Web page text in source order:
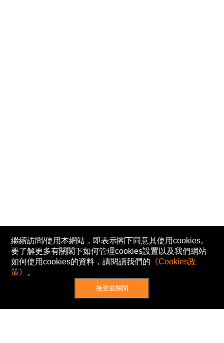
繼續訪問/使用本網站，即表示閣下同意其使用cookies。
要了解更多有關閣下如何管理cookies設置以及我們網站
如何使用cookies的資料，請閱讀我們的 《Cookies政
策》 。
接受並關閉